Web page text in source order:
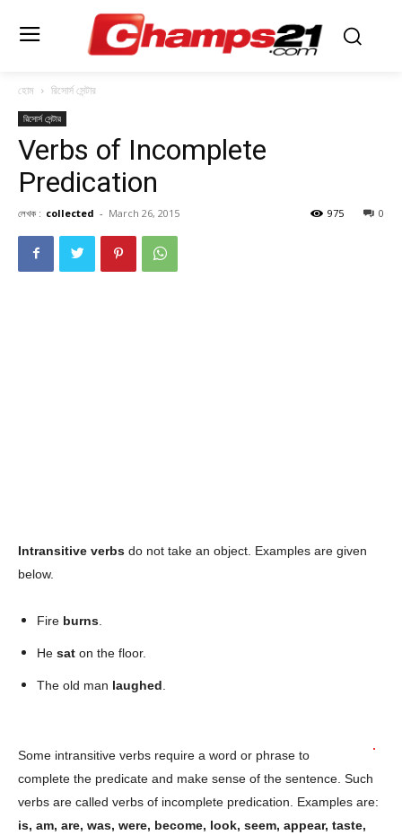
হোম রিসোর্স সেন্টার
রিসোর্স সেন্টার
Verbs of Incomplete
Predication
লেখক : collected - March 26, 2015 0
975
Intransitive verbs do not take an object. Examples are given
below.
Fire burns
He sat on the floor.
The old man laughed
Some intransitive verbs require a word or phrase to
complete the predicate and make sense of the sentence. Such
verbs are called verbs of incomplete predication. Examples are:
is, am, are, was, were, become, look, seem, appear, taste,